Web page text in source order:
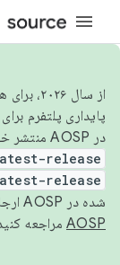
از سال
پایداری پلتفرم
در AOSP منتشر خواهیم کرد. برای ساخت و مشارکت در AOSP،
release
release
شده در AOSP ارجاع می‌دهد. برای اطلاعات بیشتر، به
AOSP مراجعه